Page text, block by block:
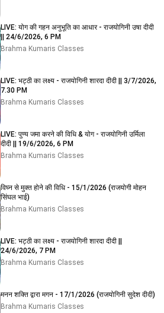
LIVE: योग की गहन अनुभूति का आधार - राजयोगिनी उषा दीदी
|| 24/6/2026, 6 PM
Brahma Kumaris Classes
LIVE: भट्ठी का लक्ष्य - राजयोगिनी शारदा दीदी || 3/7/2026,
7.30 PM
Brahma Kumaris Classes
LIVE: पुण्य जमा करने की विधि & योग - राजयोगिनी उर्मिला
दीदी || 19/6/2026, 6 PM
Brahma Kumaris Classes
विघ्न से मुक्त होने की विधि - 15/1/2026 (राजयोगी मोहन
सिंघल भाई)
Brahma Kumaris Classes
LIVE: भट्ठी का लक्ष्य - राजयोगिनी शारदा दीदी ||
24/6/2026, 7 PM
Brahma Kumaris Classes
मनन शक्ति द्वारा मगन - 17/1/2026 (राजयोगिनी सुदेश दीदी)
Brahma Kumaris Classes